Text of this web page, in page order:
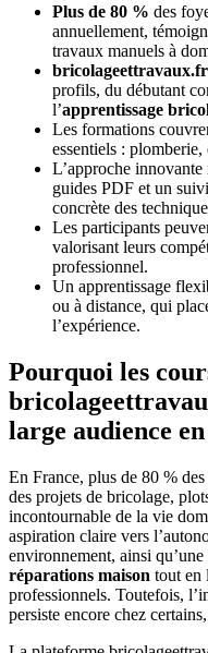
Plus de 80 % des
annuellement,
travaux manuels à
bricolageettravaux.fr
profils, du débutant
l’apprentissage
Les formations
essentiels :
L’approche
guides PDF et un
concrète des
Les participants
valorisant leurs
professionnel.
Un apprentissage
ou à distance, qui
l’expérience.
Pourquoi les
large audience en
En France, plus de 80 %
des projets de bricolage,
incontournable de la vie
aspiration claire vers
environnement, ainsi
réparations maison tout en
professionnels. Toutefois,
persiste encore chez